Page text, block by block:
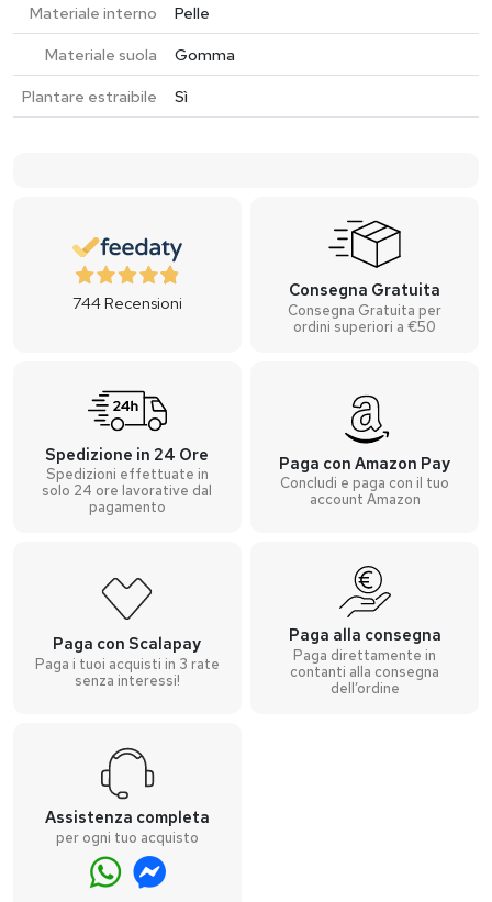
Materiale interno
Pelle
Materiale suola
Gomma
Plantare estraibile
Sì
744Recensioni
Consegna Gratuita
Consegna Gratuita per
ordini superiori a €50
Spedizione in 24 Ore
Spedizioni effettuate in
solo 24 ore lavorative dal
pagamento
Paga con Amazon Pay
Concludi e paga con il tuo
account Amazon
Paga con Scalapay
Paga i tuoi acquisti in 3 rate
senza interessi!
Paga alla consegna
Paga direttamente in
contanti alla consegna
dell’ordine
Assistenza completa
per ogni tuo acquisto